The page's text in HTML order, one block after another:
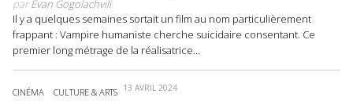
parEvan Gogolachvili
Il y a quelques semaines sortait un film au nom particulièrement
frappant : Vampire humaniste cherche suicidaire consentant. Ce
premier long métrage de la réalisatrice...
CINÉMA CULTURE & ARTS 13 AVRIL 2024